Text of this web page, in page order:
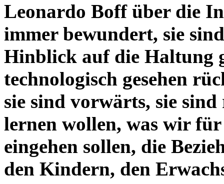
Leonardo Boff über die
immer bewundert, sie
Hinblick auf die Haltung
technologisch gesehen
sie sind vorwärts, sie
lernen wollen, was wir
eingehen sollen, die
den Kindern, den